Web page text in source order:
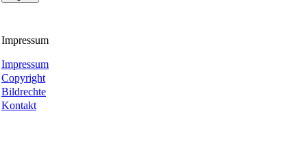
Impressum
Impressum
Copyright
Bildrechte
Kontakt